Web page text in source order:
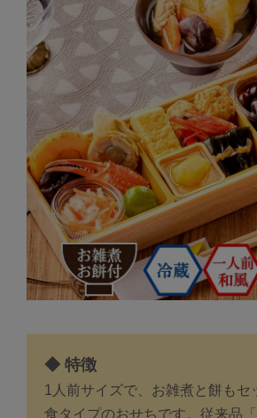
◆ 特徴
1人前サイズで、お雑煮と餅もセ
食タイプのおせちです。従来品